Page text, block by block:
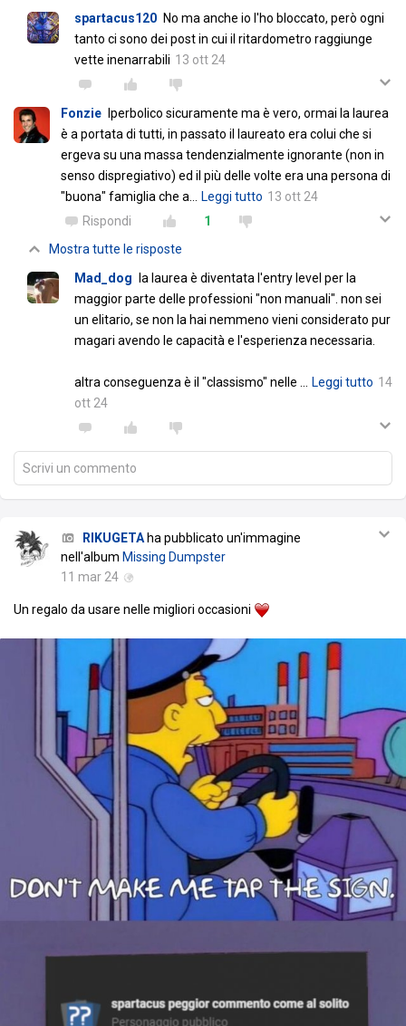
spartacus120 No ma anche io l'ho bloccato, però ogni
tanto ci sono dei post in cui il ritardometro raggiunge
vette inenarrabili 13 ott 24
Fonzie
Iperbolico sicuramente ma è vero, ormai la laurea
è a portata di tutti, in passato il laureato era colui che si
ergeva su una massa tendenzialmente ignorante (non in
senso dispregiativo) ed il più delle volte era una persona di
"buona" famiglia che a
Leggi tutto 13 ott 24
Rispondi
1
Mostra tutte le risposte
Mad_dog
la laurea è diventata l'entry level per la
maggior parte delle professioni "non manuali". non sei
un elitario, se non la hai nemmeno vieni considerato pur
magari avendo le capacità e l'esperienza necessaria.
altra conseguenza è il "classismo" nelle Leggi tutto 14
ott 24
Scrivi un commento
RIKUGETA ha pubblicato un'immagine
nell'album Missing Dumpster
11 mar 24
Un regalo da usare nelle migliori occasioni